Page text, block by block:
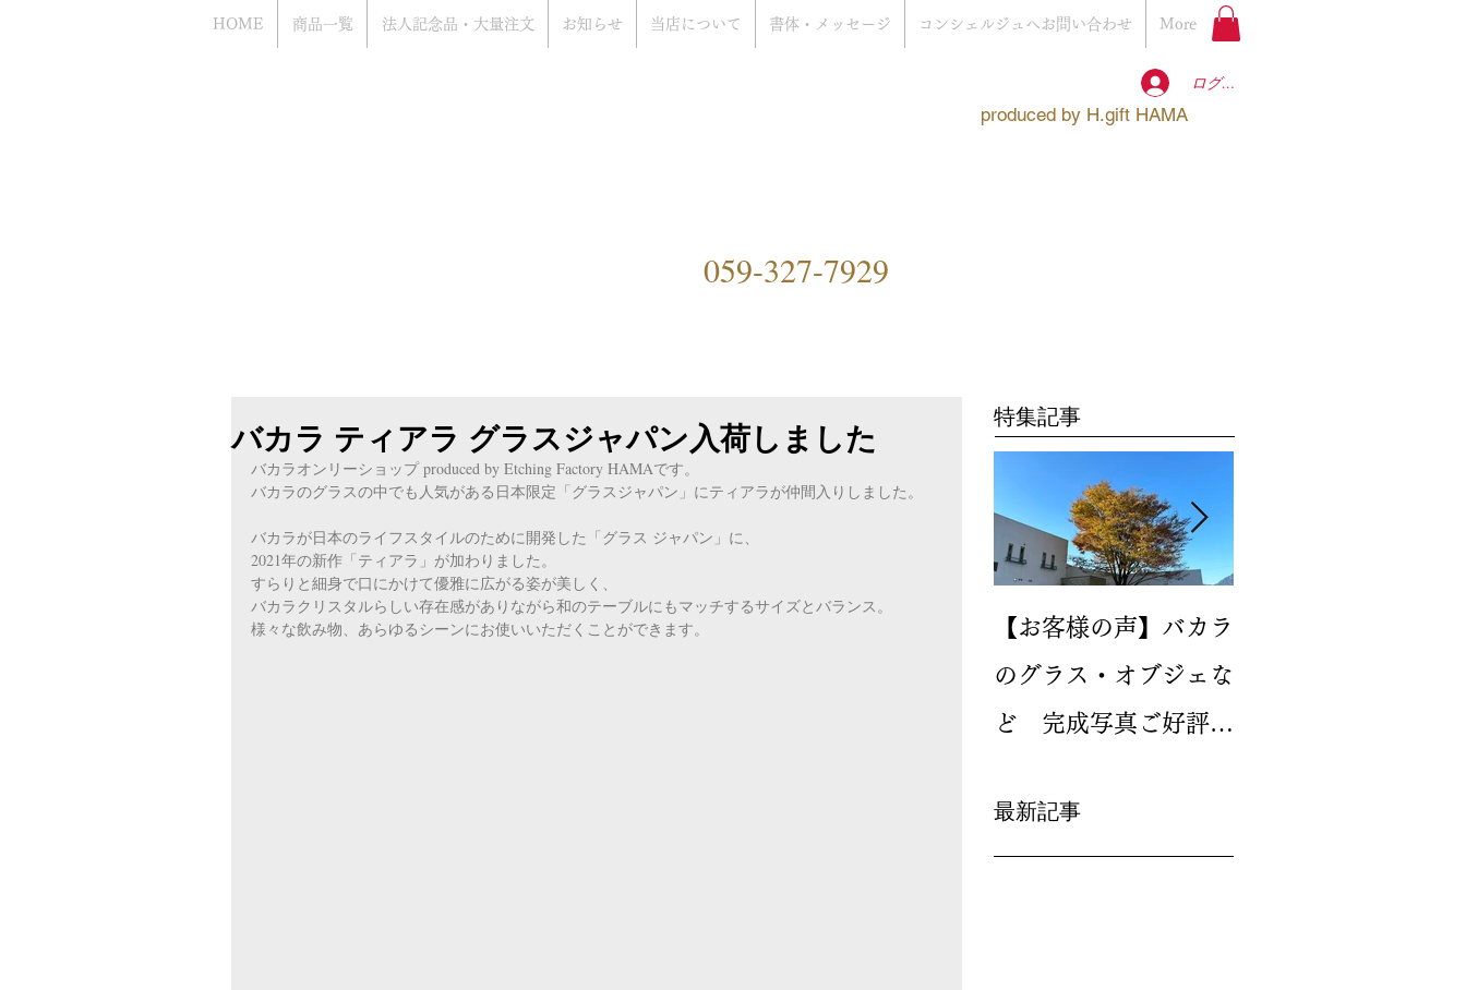
HOME 商品一覧 法人記念品・大量注文 お知らせ 当店について 書体・メッセージ コンシェルジュへお問い合わせ More
produced by H.gift HAMA
ログイン
059-327-7929
バカラ ティアラ グラスジャパン入荷しました
バカラオンリーショップ produced by Etching Factory HAMAです。
バカラのグラスの中でも人気がある日本限定「グラスジャパン」にティアラが仲間入りしました。
バカラが日本のライフスタイルのために開発した「グラス ジャパン」に、
2021年の新作「ティアラ」が加わりました。
すらりと細身で口にかけて優雅に広がる姿が美しく、
バカラクリスタルらしい存在感がありながら和のテーブルにもマッチするサイズとバランス。
様々な飲み物、あらゆるシーンにお使いいただくことができます。
特集記事
【お客様の声】バカラ
のグラス・オブジェな
ど 完成写真ご好評い
最新記事